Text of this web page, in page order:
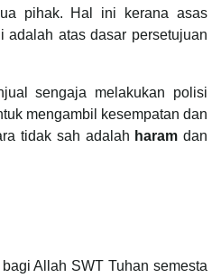
pihak. Hal ini kerana asas
adalah atas dasar persetujuan
sengaja melakukan polisi
mengambil kesempatan dan
tidak sah adalah haram dan
Allah SWT Tuhan semesta